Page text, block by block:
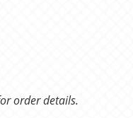
order details.